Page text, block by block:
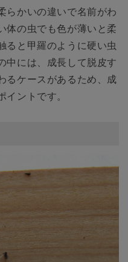
らかいの違いで名前がわ
体の虫でも色が薄いと柔
ると甲羅のように硬い虫
中には、成長して脱皮す
るケースがあるため、成
イントです。